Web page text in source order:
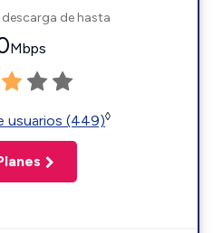
de hasta
Mbps
usuarios (449)◊